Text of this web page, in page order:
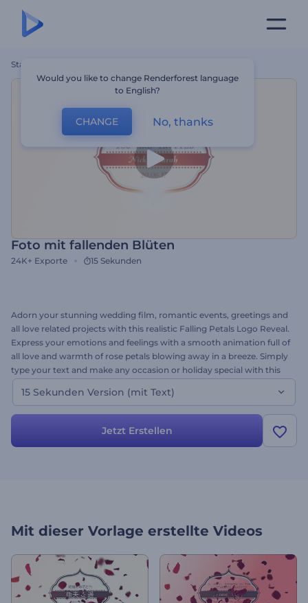
Startseite
Foto mit fallenden Blüten
24K+ Exporte 15 Sekunden
Adorn your stunning wedding film, romantic events, greetings and
all love related projects with this realistic Falling Petals Logo Reveal.
Express your emotions and feelings with a smooth animation full of
all love and warmth of rose petals blowing away in a breeze. Simply
type your text and make any occasion or holiday special with this
video creation platform. This is the text version of the template. Try
it out today- it's free.
15 Sekunden Version (mit Text)
Jetzt Erstellen
Mit dieser Vorlage erstellte Videos
Would you like to change Renderforest language
to English?
CHANGE No, thanks